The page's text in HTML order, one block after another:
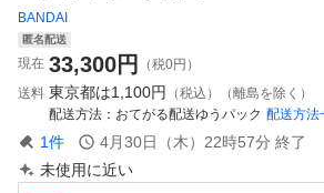
BANDAI
匿名配送
現在 33,300円
（税0円）
送料 東京都は1,100円
（税込）（離島を除く）
配送方法
おてがる配送ゆうパック 配送方法
1件 4月30日（木）22時57分 終了
未使用に近い